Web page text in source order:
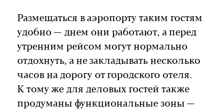
Размещаться в аэропорту таким гостям
удобно — днем они работают, а перед
утренним рейсом могут нормально
отдохнуть, а не закладывать несколько
часов на дорогу от городского отеля.
К тому же для деловых гостей также
продуманы функциональные зоны —